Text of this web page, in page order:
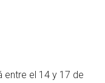
entre el 14 y 17 de